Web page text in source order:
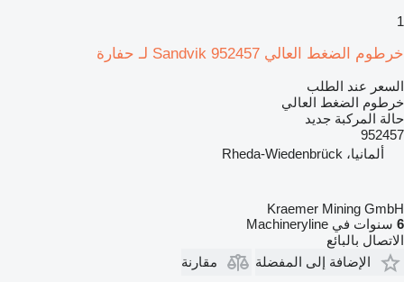
1
خرطوم الضغط العالي Sandvik 952457 لـ حفارة
السعر عند الطلب
خرطوم الضغط العالي
حالة المركبة جديد
952457
ألمانيا، Rheda-Wiedenbrück
Kraemer Mining GmbH
6 سنوات في Machineryline
الاتصال بالبائع
الإضافة إلى المفضلة
مقارنة